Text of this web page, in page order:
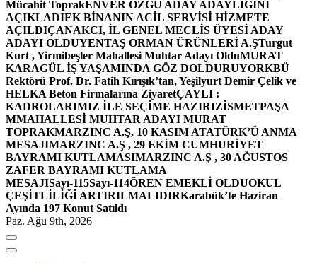
Mücahit ToprakENVER ÖZGÜ ADAY ADAYLIĞINI
AÇIKLADIEK BİNANIN ACİL SERVİSİ HİZMETE
AÇILDIÇANAKCI, İL GENEL MECLİS ÜYESİ ADAY
ADAYI OLDUYENTAŞ ORMAN ÜRÜNLERİ A.ŞTurgut
Kurt , Yirmibeşler Mahallesi Muhtar Adayı OlduMURAT
KARAGÜL İŞ YAŞAMINDA GÖZ DOLDURUYORKBÜ
Rektörü Prof. Dr. Fatih Kırışık’tan, Yeşilyurt Demir Çelik ve
HELKA Beton Firmalarına ZiyaretÇAYLI :
KADROLARIMIZ İLE SEÇİME HAZIRIZİSMETPAŞA
MMAHALLESİ MUHTAR ADAYI MURAT
TOPRAKMARZINC A.Ş, 10 KASIM ATATÜRK’Ü ANMA
MESAJIMARZINC A.Ş , 29 EKİM CUMHURİYET
BAYRAMI KUTLAMASIMARZINC A.Ş , 30 AĞUSTOS
ZAFER BAYRAMI KUTLAMA
MESAJISayı-115Sayı-114ÖREN EMEKLİ OLDUOKUL
ÇEŞİTLİLİĞİ ARTIRILMALIDIRKarabük’te Haziran
Ayında 197 Konut Satıldı
Paz. Ağu 9th, 2026